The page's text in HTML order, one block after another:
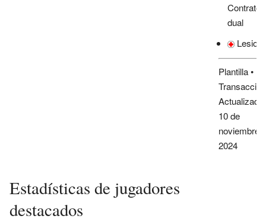
Contrato
dual
Plantilla•
Actualizado
10 de
noviembre
2024
Estadísticas de jugadores
destacados